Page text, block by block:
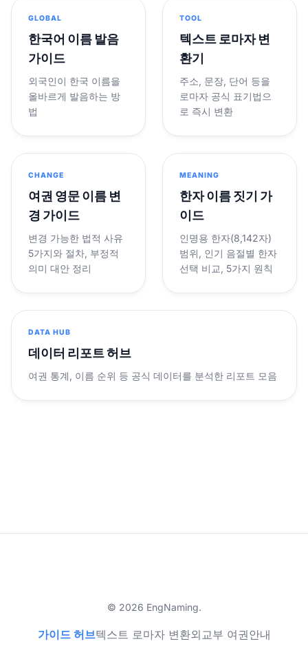
GLOBAL
한국어 이름 발음
가이드
외국인이 한국 이름을
올바르게 발음하는 방
법
TOOL
텍스트 로마자 변
환기
주소, 문장, 단어 등을
로마자 공식 표기법으
로 즉시 변환
CHANGE
여권 영문 이름 변
경 가이드
변경 가능한 법적 사유
5가지와 절차, 부정적
의미 대안 정리
MEANING
한자 이름 짓기 가
이드
인명용 한자(8,142자)
범위, 인기 음절별 한자
선택 비교, 5가지 원칙
DATA HUB
데이터 리포트 허브
여권 통계, 이름 순위 등 공식 데이터를 분석한 리포트 모음
© 2026 EngNaming.
가이드 허브텍스트 로마자 변환외교부 여권안내